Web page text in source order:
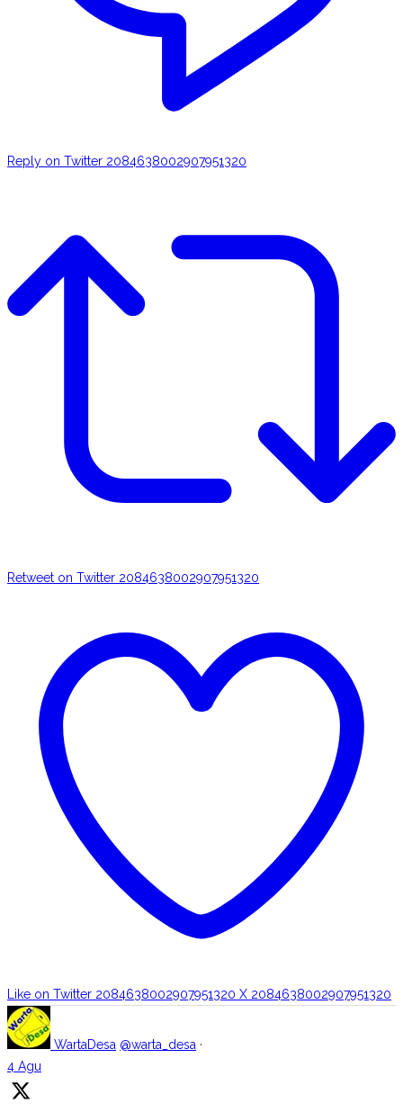
Reply on Twitter 2084638002907951320
Retweet on Twitter 2084638002907951320
Like on Twitter 2084638002907951320 X 2084638002907951320
WartaDesa @warta_desa ·
4 Agu